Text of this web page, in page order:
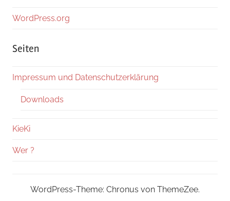
WordPress.org
Seiten
Impressum und Datenschutzerklärung
Downloads
KieKi
Wer ?
WordPress-Theme: Chronus von ThemeZee.